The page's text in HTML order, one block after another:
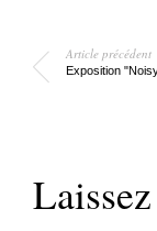
Article précédent
Exposition